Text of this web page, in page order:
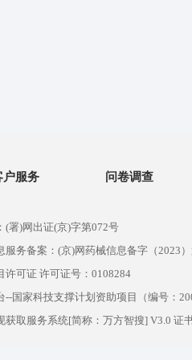
户服务 问卷调查
(署)网出证(京)字第072号
服务备案：(京)网药械信息备字（2023
许可证 许可证号：0108284
国家科技支撑计划资助项目（编号：
获取服务系统[简称：万方智搜] V3.0 证